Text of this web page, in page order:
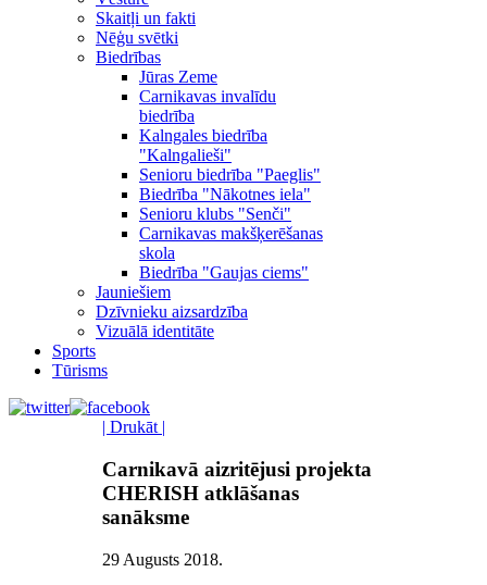
Skaitļi un fakti
Nēģu svētki
Biedrības
Jūras Zeme
Carnikavas invalīdu
biedrība
Kalngales biedrība
"Kalngalieši"
Senioru biedrība "Paeglis"
Biedrība "Nākotnes iela"
Senioru klubs "Senči"
Carnikavas makšķerēšanas
skola
Biedrība "Gaujas ciems"
Jauniešiem
Dzīvnieku aizsardzība
Vizuālā identitāte
Sports
Tūrisms
| Drukāt |
Carnikavā aizritējusi projekta
CHERISH atklāšanas
sanāksme
29 Augusts 2018.